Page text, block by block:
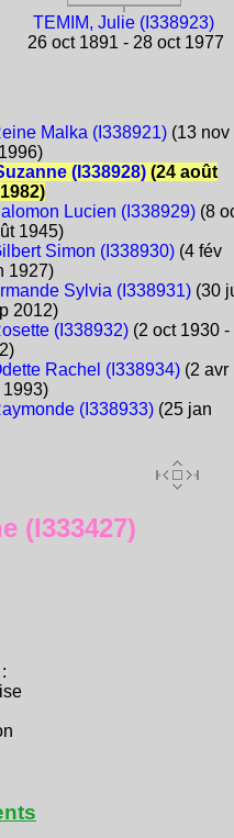
TEMIM, Julie (I338923)
26 oct 1891 - 28 oct 1977
Malka (I338921)(13 nov
(I338928)(24 août
Lucien (I338929)(8
1945)
Simon (I338930)(4 fév
1927)
Sylvia (I338931)(30
2012)
(I338932)(2 oct 1930 -
Rachel (I338934)(2 avr
1993)
(I338933)(25 jan
(I333427)